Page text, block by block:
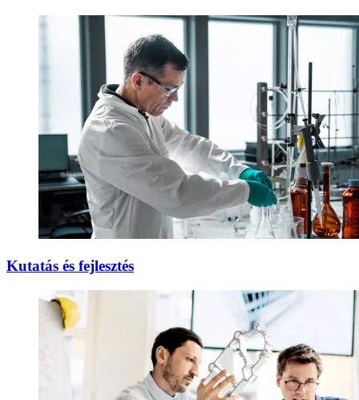
Kutatás és fejlesztés